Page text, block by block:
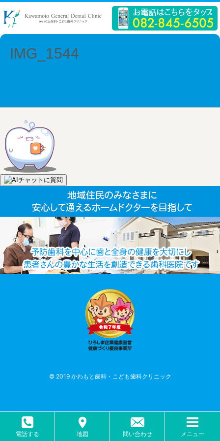
電話する 地図 問い合わせ メニュー
IMG_1544
© 2019 かわもと歯科・こども歯科クリニック